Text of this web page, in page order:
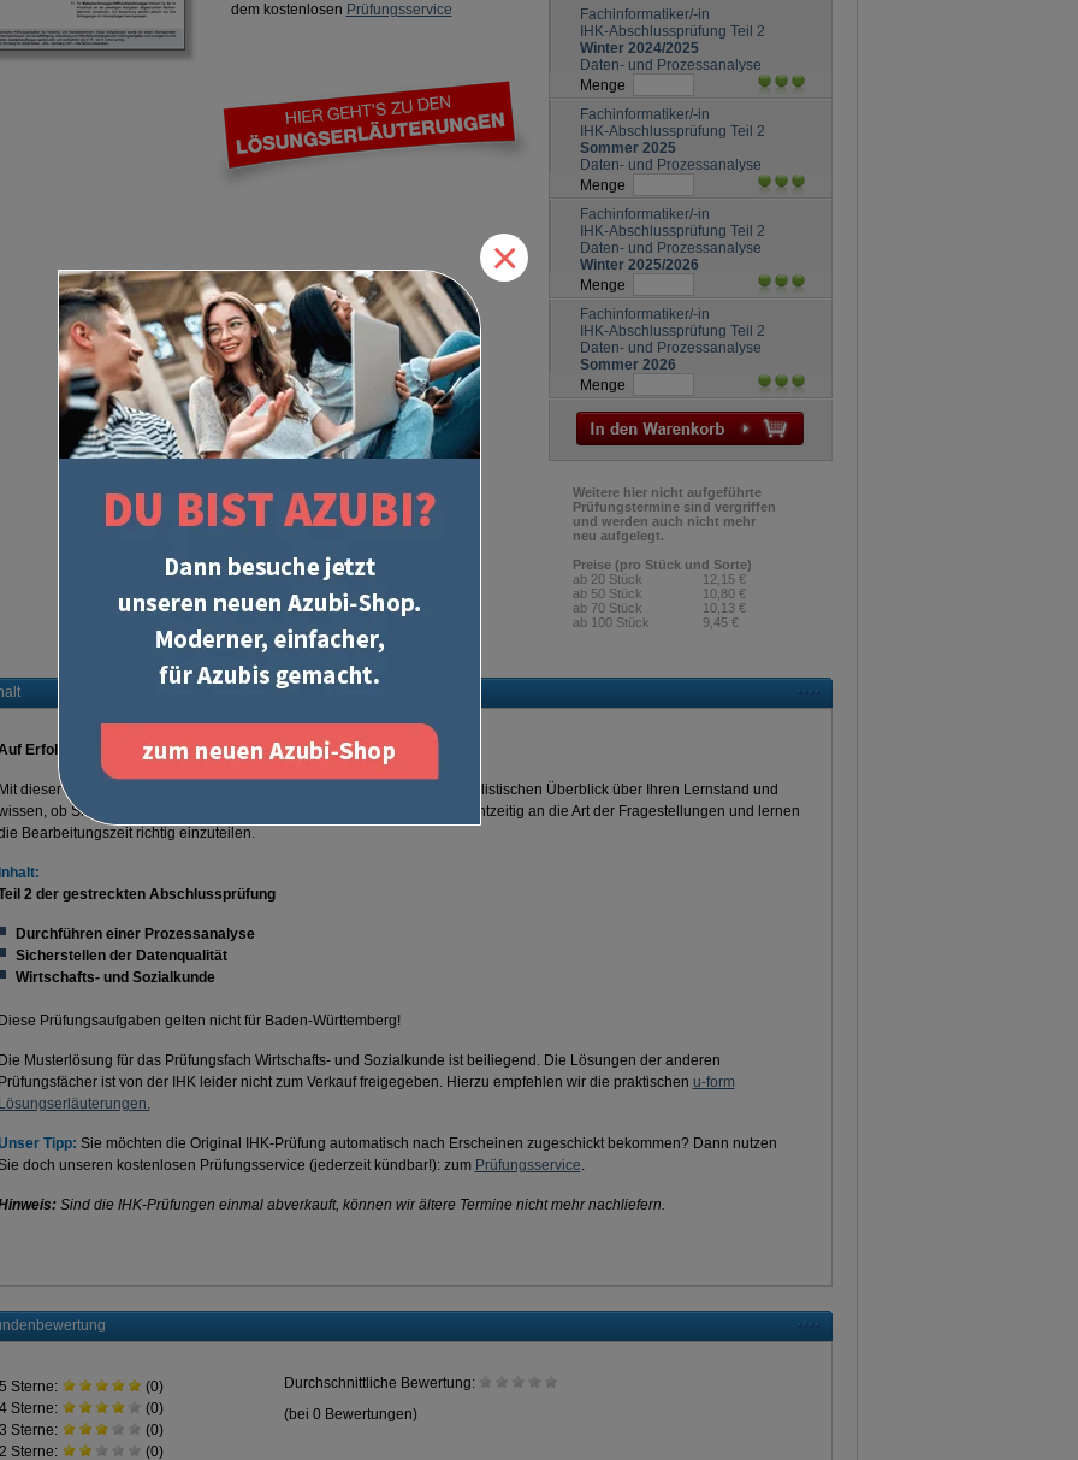
dem kostenlosen Prüfungsservice
Fachinformatiker/-in
IHK-Abschlussprüfung Teil 2
Winter 2024/2025
Daten- und Prozessanalyse
Menge
Fachinformatiker/-in
IHK-Abschlussprüfung Teil 2
Sommer 2025
Daten- und Prozessanalyse
Menge
Fachinformatiker/-in
IHK-Abschlussprüfung Teil 2
Daten- und Prozessanalyse
Winter 2025/2026
Menge
Fachinformatiker/-in
IHK-Abschlussprüfung Teil 2
Daten- und Prozessanalyse
Sommer 2026
Menge
Weitere hier nicht aufgeführte
Prüfungstermine sind vergriffen
und werden auch nicht mehr
neu aufgelegt.
Preise (pro Stück und Sorte)
ab 20 Stück
12,15 €
ab 50 Stück
10,80 €
ab 70 Stück
10,13 €
ab 100 Stück
9,45 €
Erfolg programmiert!
Mit dieser originalen IHK-Abschlussprüfung erhalten Sie schnell einen realistischen Überblick über Ihren Lernstand und
ob Sie gut für die Prüfung vorbereitet sind. Sie gewöhnen sich rechtzeitig an die Art der Fragestellungen und lernen
Bearbeitungszeit richtig einzuteilen.
Inhalt:
2 der gestreckten Abschlussprüfung
Durchführen einer Prozessanalyse
Sicherstellen der Datenqualität
Wirtschafts- und Sozialkunde
Diese Prüfungsaufgaben gelten nicht für Baden-Württemberg!
Die Musterlösung für das Prüfungsfach Wirtschafts- und Sozialkunde ist beiliegend. Die Lösungen der anderen
Prüfungsfächer ist von der IHK leider nicht zum Verkauf freigegeben. Hierzu empfehlen wir die praktischen u-form
Lösungserläuterungen.
Tipp: Sie möchten die Original IHK-Prüfung automatisch nach Erscheinen zugeschickt bekommen? Dann nutzen
doch unseren kostenlosen Prüfungsservice (jederzeit kündbar!): zum Prüfungsservice.
Sind die IHK-Prüfungen einmal abverkauft, können wir ältere Termine nicht mehr nachliefern.
×